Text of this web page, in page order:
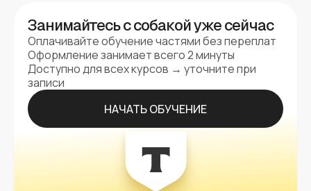
Занимайтесь с собакой уже сейчас
Оплачивайте обучение частями без переплат
Оформление занимает всего 2 минуты
Доступно для всех курсов → уточните при
записи
НАЧАТЬ ОБУЧЕНИЕ